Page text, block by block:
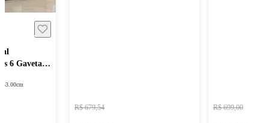
R$ 679,54 R$ 699,00
6 Gavetas
53.00cm